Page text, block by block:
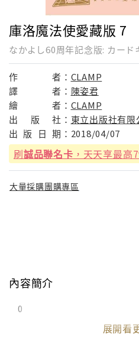
庫洛魔法使愛藏版 7
なかよし60周年記念版: カード
作 者： CLAMP
譯
者： 陳姿君
繪
者： CLAMP
出
版 社： 東立出版社有限
出 版 日 期： 2018/04/07
刷誠品聯名卡 ，天天享最高
大量採購團購專區
內容簡介
0
展開看